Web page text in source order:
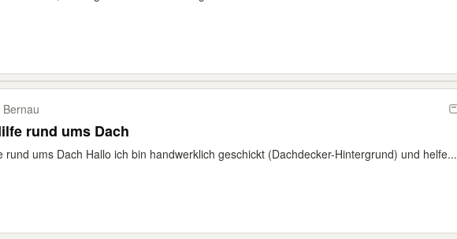
rund ums Dach
rund ums Dach Hallo ich bin handwerklich geschickt (Dachdecker-Hintergrund) und helfe...